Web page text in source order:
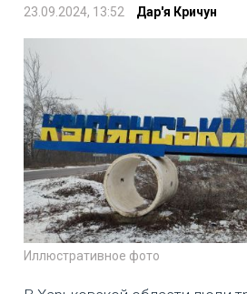
23.09.2024, 13:52 Дар'я Кричун
Иллюстративное фото